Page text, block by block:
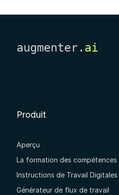
augmenter. ai
Produit
Aperçu
La formation des compétences
Instructions de Travail Digitales
Générateur de flux de travail